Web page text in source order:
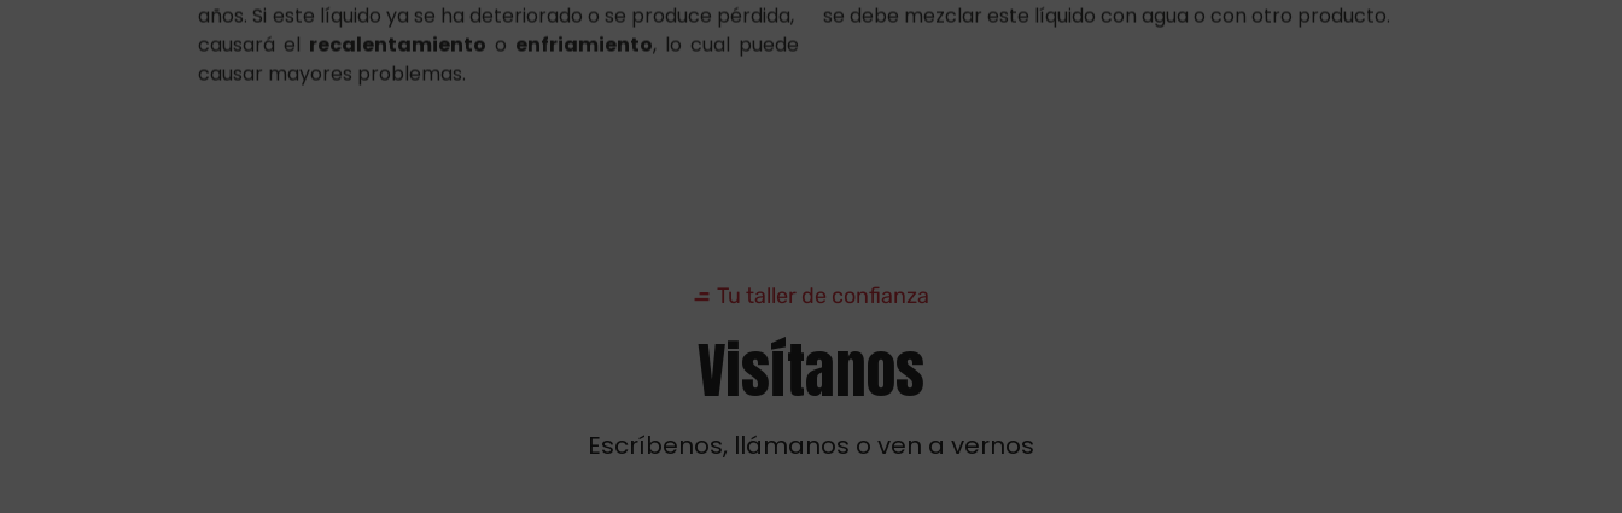
causar mayores problemas.
Tu taller de confianza
Visítanos
Escríbenos, llámanos o ven a vernos